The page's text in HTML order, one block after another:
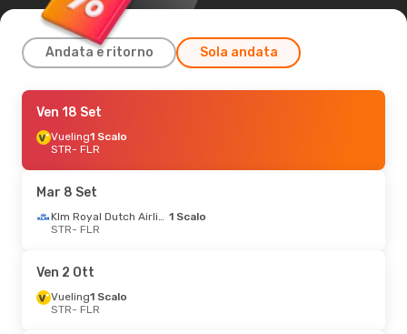
Andata e ritorno Sola andata
Gio 24 Set
Lufthansa1 Scalo
STR- FLR
1 Scalo
FLR - STR
Mer 21 Ott
1 Scalo
STR - FLR
1 Scalo
Ven 18 Set
Vueling1 Scalo
STR- FLR
Mar 8 Set
Klm Royal Dutch Airlines 1 Scalo
STR- FLR
Ven 2 Ott
Vueling1 Scalo
STR- FLR